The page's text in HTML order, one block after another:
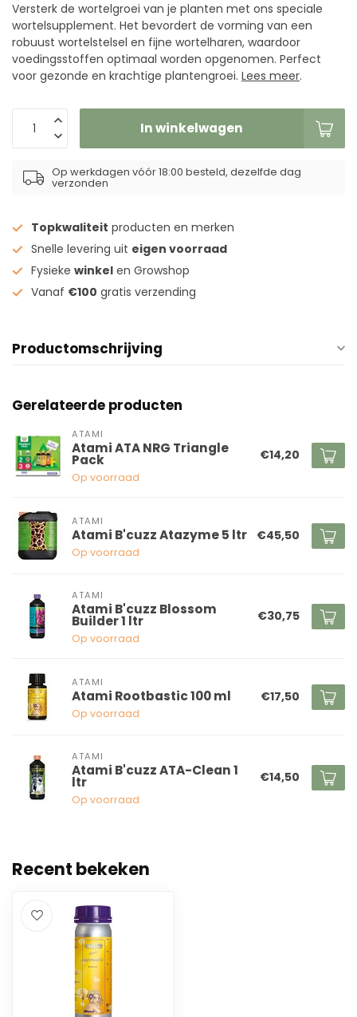
Versterk de wortelgroei van je planten met ons speciale
wortelsupplement. Het bevordert de vorming van een
robuust wortelstelsel en fijne wortelharen, waardoor
voedingsstoffen optimaal worden opgenomen. Perfect
voor gezonde en krachtige plantengroei. Lees meer.
In winkelwagen
Op werkdagen vóór 18:00 besteld, dezelfde dag
verzonden
Topkwaliteit producten en merken
Snelle levering uit eigen voorraad
Fysieke winkel en Growshop
Vanaf €100 gratis verzending
Productomschrijving
Gerelateerde producten
ATAMI
Atami ATA NRG Triangle
Pack
Op voorraad
€14,20
ATAMI
Atami B'cuzz Atazyme 5 ltr
Op voorraad
€45,50
ATAMI
Atami B'cuzz Blossom
Builder 1 ltr
Op voorraad
€30,75
ATAMI
Atami Rootbastic 100 ml
Op voorraad
€17,50
ATAMI
Atami B'cuzz ATA-Clean 1
ltr
Op voorraad
€14,50
Recent bekeken